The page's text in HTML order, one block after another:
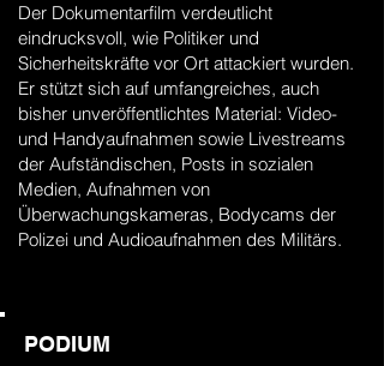
Der Dokumentarfilm verdeutlicht
eindrucksvoll, wie Politiker und
Sicherheitskräfte vor Ort attackiert wurden.
Er stützt sich auf umfangreiches, auch
bisher unveröffentlichtes Material: Video-
und Handyaufnahmen sowie Livestreams
der Aufständischen, Posts in sozialen
Medien, Aufnahmen von
Überwachungskameras, Bodycams der
Polizei und Audioaufnahmen des Militärs.
PODIUM